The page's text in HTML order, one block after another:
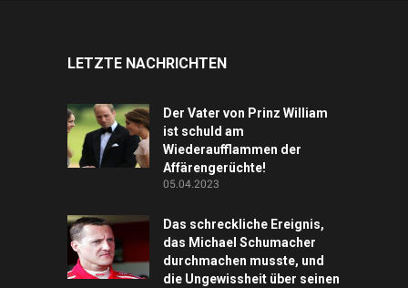
LETZTE NACHRICHTEN
Der Vater von Prinz William
ist schuld am
Wiederaufflammen der
Affärengerüchte!
05.04.2023
Das schreckliche Ereignis,
das Michael Schumacher
durchmachen musste, und
die Ungewissheit über seinen